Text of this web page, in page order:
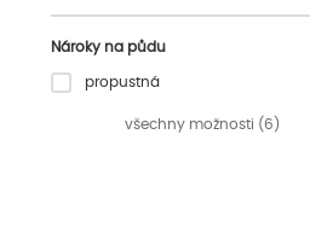
Nároky na půdu
propustná
všechny možnosti (6)